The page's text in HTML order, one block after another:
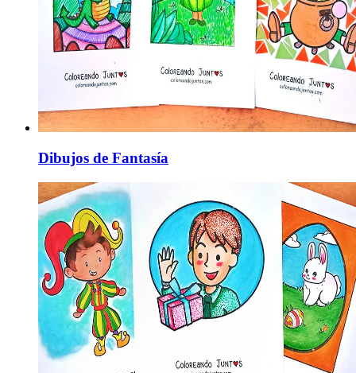
Dibujos de Fantasía